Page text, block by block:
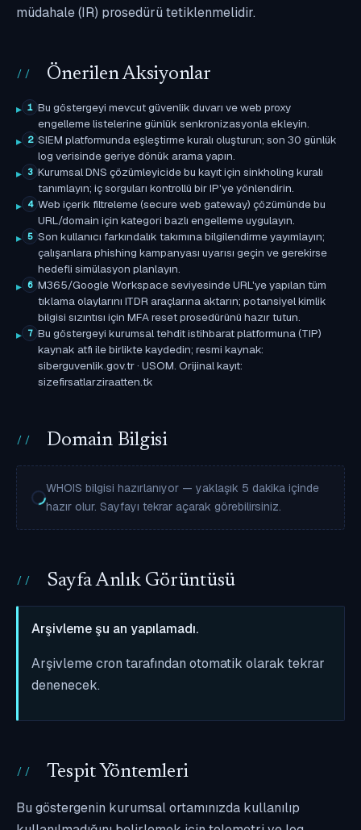
müdahale (IR) prosedürü tetiklenmelidir.
Önerilen Aksiyonlar
1 Bu göstergeyi mevcut güvenlik duvarı ve web proxy
engelleme listelerine günlük senkronizasyonla ekleyin.
2 SIEM platformunda eşleştirme kuralı oluşturun; son 30 günlük
log verisinde geriye dönük arama yapın.
3 Kurumsal DNS çözümleyicide bu kayıt için sinkholing kuralı
tanımlayın; iç sorguları kontrollü bir IP'ye yönlendirin.
4 Web içerik filtreleme (secure web gateway) çözümünde bu
URL/domain için kategori bazlı engelleme uygulayın.
5 Son kullanıcı farkındalık takımına bilgilendirme yayımlayın;
çalışanlara phishing kampanyası uyarısı geçin ve gerekirse
hedefli simülasyon planlayın.
6 M365/Google Workspace seviyesinde URL'ye yapılan tüm
tıklama olaylarını ITDR araçlarına aktarın; potansiyel kimlik
bilgisi sızıntısı için MFA reset prosedürünü hazır tutun.
7 Bu göstergeyi kurumsal tehdit istihbarat platformuna (TIP)
kaynak atfı ile birlikte kaydedin; resmi kaynak:
siberguvenlik.gov.tr · USOM. Orijinal kayıt:
sizefirsatlarziraatten.tk
Domain Bilgisi
WHOIS bilgisi hazırlanıyor — yaklaşık 5 dakika içinde
hazır olur. Sayfayı tekrar açarak görebilirsiniz.
Sayfa Anlık Görüntüsü
Arşivleme şu an yapılamadı.
Arşivleme cron tarafından otomatik olarak tekrar
denenecek.
Tespit Yöntemleri
Bu göstergenin kurumsal ortamınızda kullanılıp